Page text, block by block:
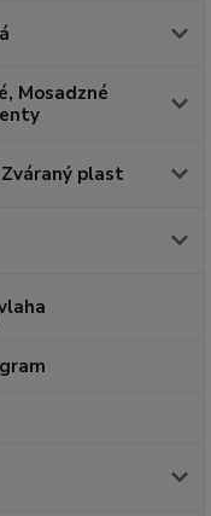
Mosadzné
plast